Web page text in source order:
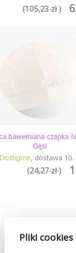
(105,23 zł )
bawełniana czapka
Gęsi
Dostępne dostawa 10.
(24,27 zł )
Pliki